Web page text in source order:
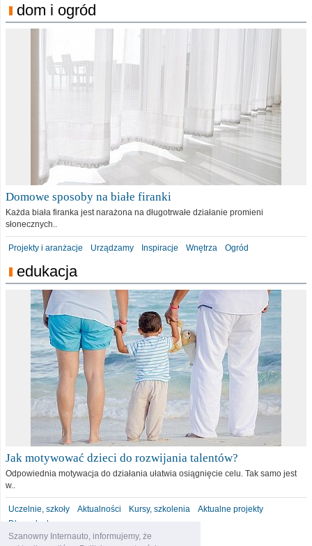
Szanowny Internauto, informujemy, że
dom i ogród
Domowe sposoby na białe firanki
Każda biała firanka jest narażona na długotrwałe działanie promieni
słonecznych..
Projekty i aranżacje Urządzamy Inspiracje Wnętrza Ogród
edukacja
Jak motywować dzieci do rozwijania talentów?
Odpowiednia motywacja do działania ułatwia osiągnięcie celu. Tak samo jest
w..
Uczelnie, szkoły Aktualności Kursy, szkolenia
Aktualne projekty
Dla malucha